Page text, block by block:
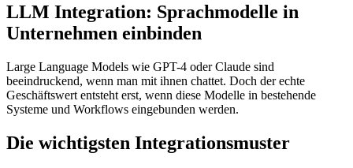
LLM Integration: Sprachmodelle in
Unternehmen einbinden
Large Language Models wie GPT-4 oder Claude sind
beeindruckend, wenn man mit ihnen chattet. Doch der echte
Geschäftswert entsteht erst, wenn diese Modelle in bestehende
Systeme und Workflows eingebunden werden.
Die wichtigsten Integrationsmuster